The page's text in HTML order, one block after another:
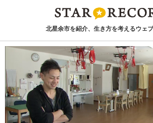
北星余市を紹介、生き方を考えるウェ